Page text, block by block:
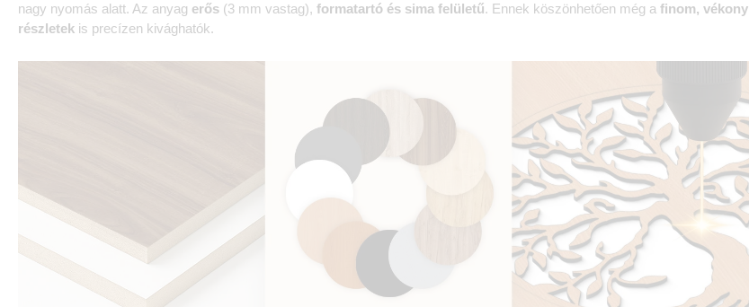
nagy nyomás alatt. Az anyag erős (3 mm vastag), formatartó és sima felületű. Ennek köszönhetően még a finom, vékony
részletek is precízen kivághatók.